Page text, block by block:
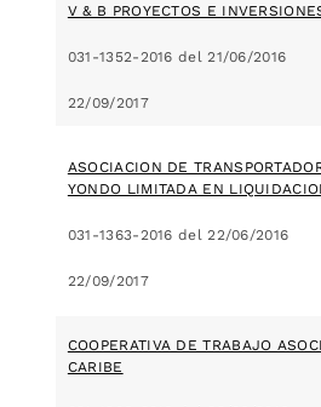
V & B PROYECTOS E
031-1352-2016 del 21/06/2016
22/09/2017
ASOCIACION DE
YONDO LIMITADA EN
031-1363-2016 del 22/06/2016
22/09/2017
COOPERATIVA DE TRABAJO
CARIBE